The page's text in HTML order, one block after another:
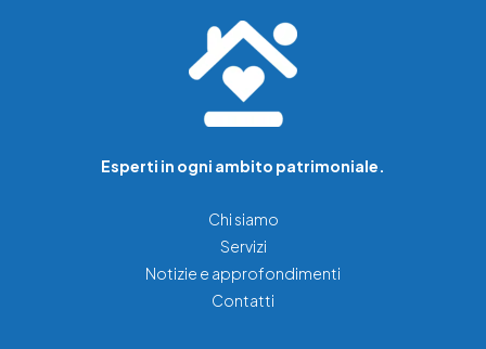
Esperti in ogni ambito patrimoniale.
Chi siamo
Servizi
Notizie e approfondimenti
Contatti